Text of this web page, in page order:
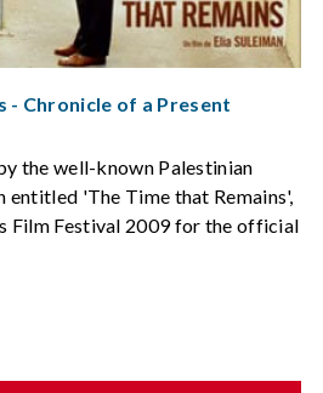
- Chronicle of a Present
the well-known Palestinian
entitled 'The Time that Remains',
Film Festival 2009 for the official